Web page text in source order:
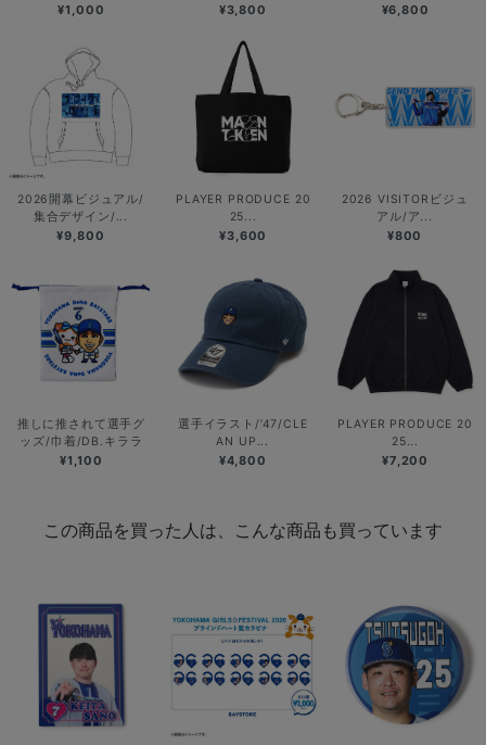
¥1,000 ¥3,800 ¥6,800
2026開幕ビジュアル/
集合デザイン/...
¥9,800
PLAYER PRODUCE 20
25...
¥3,600
2026 VISITORビジュ
アル/ア...
¥800
推しに推されて選手グ
ッズ/巾着/DB.キララ
¥1,100
選手イラスト/’47/CLE
AN UP...
¥4,800
PLAYER PRODUCE 20
25...
¥7,200
この商品を買った人は、こんな商品も買っています